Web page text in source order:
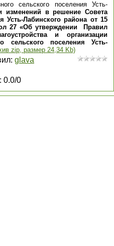
сельского поселения Усть-
изменений в решение Совета
Усть-Лабинского района от 15
27 «Об утверждении Правил
и организации
сельского поселения Усть-
zip, размер 24,34 Kb)
: glava
: 0.0/0